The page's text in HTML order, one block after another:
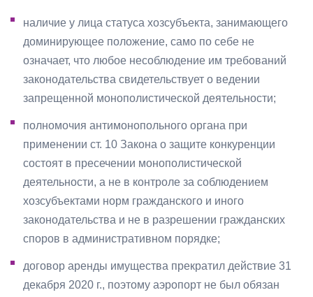
наличие у лица статуса хозсубъекта, занимающего
доминирующее положение, само по себе не
означает, что любое несоблюдение им требований
законодательства свидетельствует о ведении
запрещенной монополистической деятельности;
полномочия антимонопольного органа при
применении ст. 10 Закона о защите конкуренции
состоят в пресечении монополистической
деятельности, а не в контроле за соблюдением
хозсубъектами норм гражданского и иного
законодательства и не в разрешении гражданских
споров в административном порядке;
договор аренды имущества прекратил действие 31
декабря 2020 г., поэтому аэропорт не был обязан